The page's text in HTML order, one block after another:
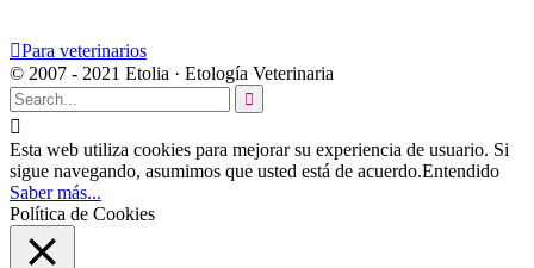
Para veterinarios
© 2007 - 2021 Etolia · Etología Veterinaria


Esta web utiliza cookies para mejorar su experiencia de usuario. Si
sigue navegando, asumimos que usted está de acuerdo.Entendido
Saber más...
Política de Cookies